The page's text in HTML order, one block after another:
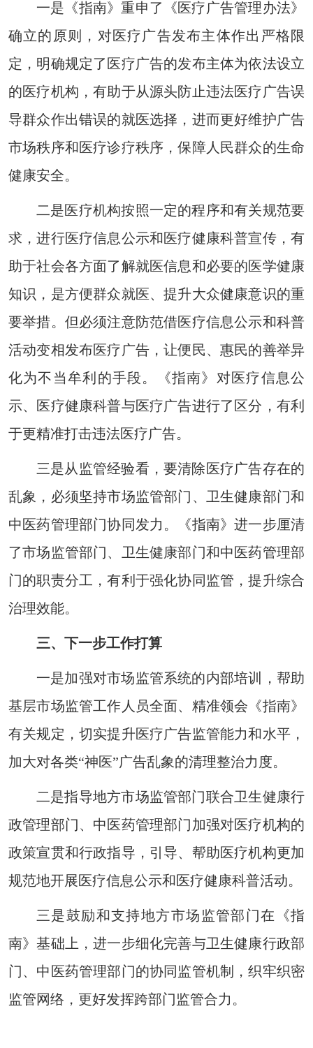
一是《指南》重申了《医疗广告管理办法》
确立的原则，对医疗广告发布主体作出严格限
定，明确规定了医疗广告的发布主体为依法设立
的医疗机构，有助于从源头防止违法医疗广告误
导群众作出错误的就医选择，进而更好维护广告
市场秩序和医疗诊疗秩序，保障人民群众的生命
健康安全。
二是医疗机构按照一定的程序和有关规范要
求，进行医疗信息公示和医疗健康科普宣传，有
助于社会各方面了解就医信息和必要的医学健康
知识，是方便群众就医、提升大众健康意识的重
要举措。但必须注意防范借医疗信息公示和科普
活动变相发布医疗广告，让便民、惠民的善举异
化为不当牟利的手段。《指南》对医疗信息公
示、医疗健康科普与医疗广告进行了区分，有利
于更精准打击违法医疗广告。
三是从监管经验看，要清除医疗广告存在的
乱象，必须坚持市场监管部门、卫生健康部门和
中医药管理部门协同发力。《指南》进一步厘清
了市场监管部门、卫生健康部门和中医药管理部
门的职责分工，有利于强化协同监管，提升综合
治理效能。
三、下一步工作打算
一是加强对市场监管系统的内部培训，帮助
基层市场监管工作人员全面、精准领会《指南》
有关规定，切实提升医疗广告监管能力和水平，
加大对各类“神医”广告乱象的清理整治力度。
二是指导地方市场监管部门联合卫生健康行
政管理部门、中医药管理部门加强对医疗机构的
政策宣贯和行政指导，引导、帮助医疗机构更加
规范地开展医疗信息公示和医疗健康科普活动。
三是鼓励和支持地方市场监管部门在《指
南》基础上，进一步细化完善与卫生健康行政部
门、中医药管理部门的协同监管机制，织牢织密
监管网络，更好发挥跨部门监管合力。